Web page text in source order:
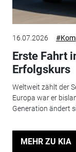
16.07.2026
Erste Fahrt
Erfolgskurs
Weltweit zählt der
Europa war er
Generation ändert
MEHR ZU KIA